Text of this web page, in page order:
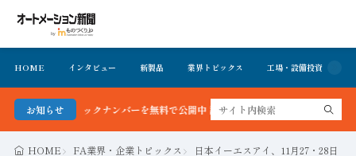
HOME インタビュー 新製品 業界トピックス 工場・設備投資
お知らせ
＆バックナンバーを無料で公開中 詳細はこちら
HOME FA業界・企業トピックス 日本イーエスアイ、11月27・28日